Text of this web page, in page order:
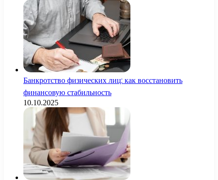
Банкротство физических лиц: как восстановить
финансовую стабильность
10.10.2025